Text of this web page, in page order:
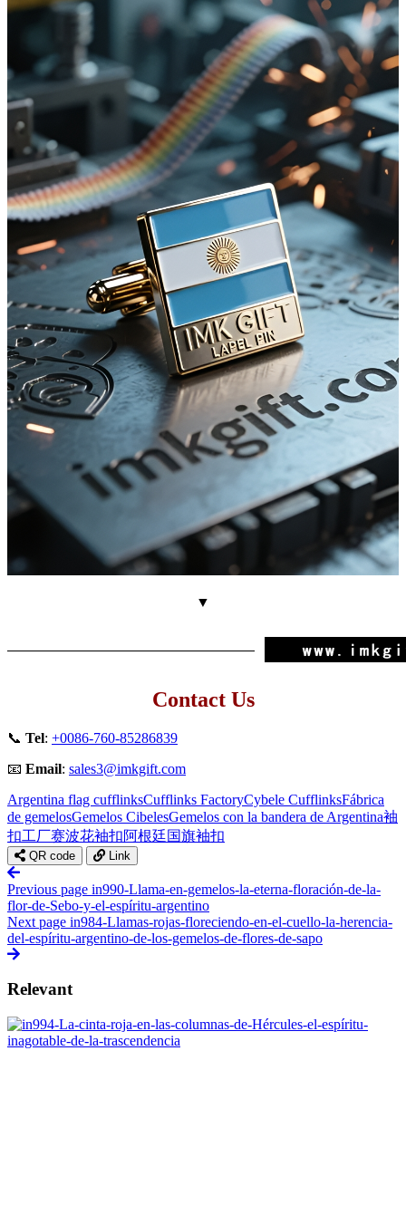
▼
Contact Us
📞 Tel: +0086-760-85286839
📧 Email: sales3@imkgift.com
Argentina flag cufflinksCufflinks FactoryCybele CufflinksFábrica
de gemelosGemelos CibelesGemelos con la bandera de Argentina袖
扣工厂赛波花袖扣阿根廷国旗袖扣
QR code Link
Previous page in990-Llama-en-gemelos-la-eterna-floración-de-la-
flor-de-Sebo-y-el-espíritu-argentino
Next page in984-Llamas-rojas-floreciendo-en-el-cuello-la-herencia-
del-espíritu-argentino-de-los-gemelos-de-flores-de-sapo
Relevant